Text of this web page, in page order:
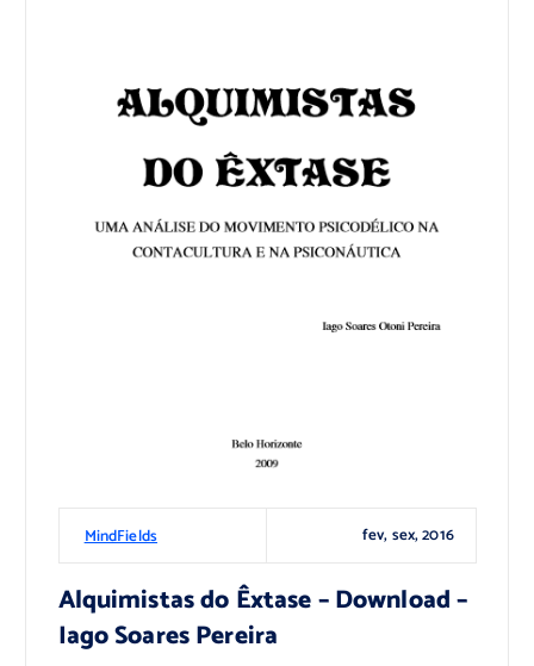
MindFields fev, sex, 2016
Alquimistas do Êxtase – Download –
Iago Soares Pereira